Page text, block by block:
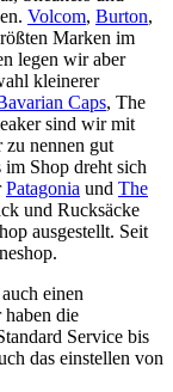
Volcom, Burton,
Marken im
legen wir aber
kleinerer
Caps, The
sind wir mit
zu nennen gut
im Shop dreht sich
Patagonia und The
und Rucksäcke
ausgestellt. Seit
einen
haben die
Service bis
das einstellen von